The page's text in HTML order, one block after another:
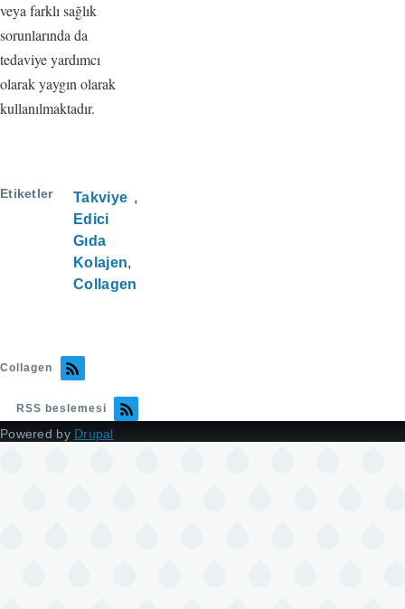
veya farklı sağlık
sorunlarında da
tedaviye yardımcı
olarak yaygın olarak
kullanılmaktadır.
Etiketler
Takviye
Edici
Gıda
Kolajen
Collagen
Collagen
RSS beslemesi
Powered by Drupal